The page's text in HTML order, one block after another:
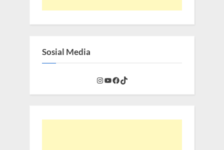
Sosial Media
Instagram
YouTube
Facebook
TikTok